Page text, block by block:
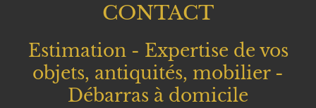
CONTACT
Estimation - Expertise de vos
objets, antiquités, mobilier -
Débarras à domicile